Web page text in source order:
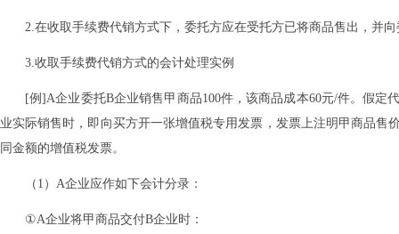
2.在收取手续费代销方式下，委托方应在受托方已将商品售出，并
3.收取手续费代销方式的会计处理实例
[例]A企业委托B企业销售甲商品100件，该商品成本60元/件。假定
业实际销售时，即向买方开一张增值税专用发票，发票上注明甲商品售
同金额的增值税发票。
（1）A企业应作如下会计分录：
①A企业将甲商品交付B企业时：